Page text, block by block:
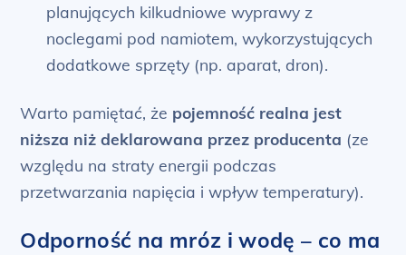
planujących kilkudniowe wyprawy z
noclegami pod namiotem, wykorzystujących
dodatkowe sprzęty (np. aparat, dron).
Warto pamiętać, że pojemność realna jest
niższa niż deklarowana przez producenta (ze
względu na straty energii podczas
przetwarzania napięcia i wpływ temperatury).
Odporność na mróz i wodę – co ma